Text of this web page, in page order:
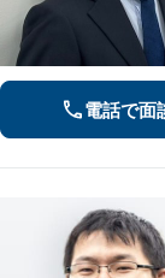
電話で面